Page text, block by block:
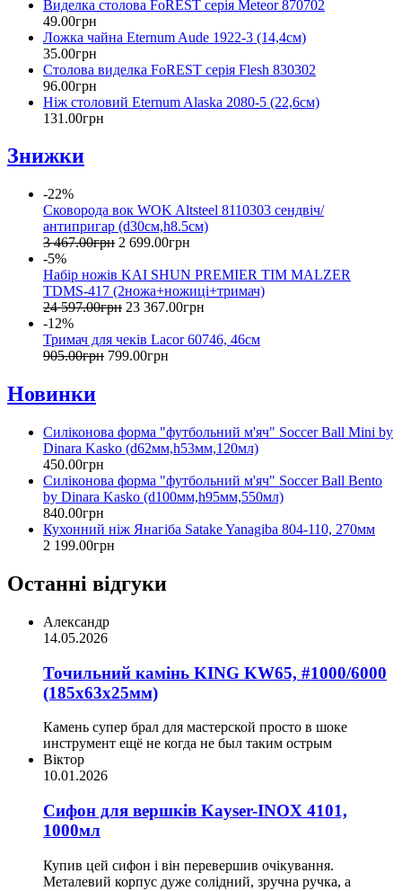
Виделка столова FoREST серія Meteor 870702
49.00грн
Ложка чайна Eternum Aude 1922-3 (14,4см)
35.00грн
Столова виделка FoREST серія Flesh 830302
96.00грн
Ніж столовий Eternum Alaska 2080-5 (22,6см)
131 .00грн
Знижки
-22%
Сковорода вок WOK Altsteel 8110303 сендвіч/
антипригар (d30см,h8.5см)
3 467.00грн 2 699.00грн
-5%
Набір ножів KAI SHUN PREMIER TIM MALZER
TDMS-417 (2ножа+ножиці+тримач)
24 597.00грн 23 367.00грн
-12%
Тримач для чеків Lacor 60746, 46см
905.00грн 799.00грн
Новинки
Силіконова форма "футбольний м'яч" Soccer Ball Mini by
Dinara Kasko (d62мм,h53мм,120мл)
450.00грн
Силіконова форма "футбольний м'яч" Soccer Ball Bento
by Dinara Kasko (d100мм,h95мм,550мл)
840.00грн
Кухонний ніж Янагіба Satake Yanagiba 804-110, 270мм
2 199.00грн
Останні відгуки
Александр
14.05.2026
Точильний камінь KING KW65, #1000/6000
(185х63х25мм)
Камень супер брал для мастерской просто в шоке
инструмент ещё не когда не был таким острым
Віктор
10.01.2026
Сифон для вершків Kayser-INOX 4101,
1000мл
Купив цей сифон і він перевершив очікування.
Металевий корпус дуже солідний, зручна ручка, а